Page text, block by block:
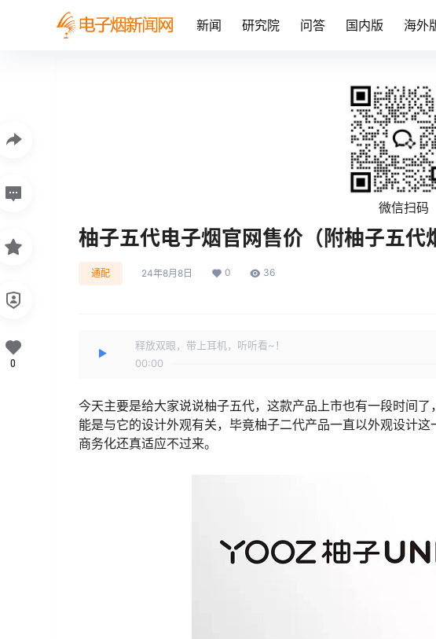
新闻 研究院 问答 国内版 海外
微信扫码
柚子五代电子烟官网售价（附柚子五代
通配 24年8月8日 0 36
释放双眼，带上耳机，听听看~！
00:00
今天主要是给大家说说柚子五代，这款产品上市也有一段时间
能是与它的设计外观有关，毕竟柚子二代产品一直以外观设计
商务化还真适应不过来。
0